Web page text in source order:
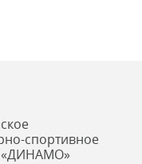
спортивное
«ДИНАМО»